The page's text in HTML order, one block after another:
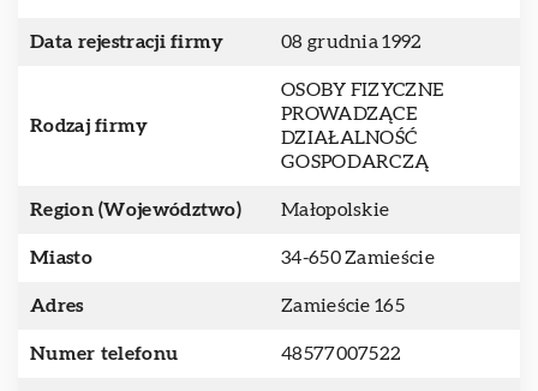
Data rejestracji firmy 08 grudnia 1992
Rodzaj firmy
OSOBY FIZYCZNE
PROWADZĄCE
DZIAŁALNOŚĆ
GOSPODARCZĄ
Region (Województwo) Małopolskie
Miasto 34-650 Zamieście
Adres Zamieście 165
Numer telefonu 48577007522